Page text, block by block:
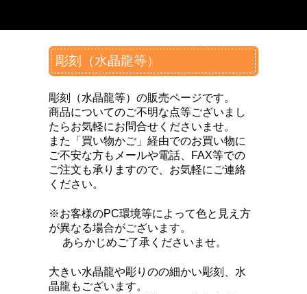
彫刻（水晶龍等）
彫刻（水晶龍等）の販売ページです。
商品についてのご不明な点等ございまし
たらお気軽にお問合せくださいませ。
また「買い物かご」経由でのお買い物に
ご不安な方もメールや電話、FAX等での
ご注文も承りますので、お気軽にご連絡
ください。
※お客様のPC環境等によって色と見え方
が異なる場合がございます。
あらかじめご了承くださいませ。
大きい水晶龍や彫りのの細かい彫刻、水
晶龍もございます。